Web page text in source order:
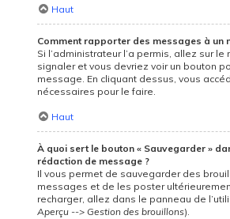
Haut
Comment rapporter des messages à un
Si l’administrateur l’a permis, allez sur le
signaler et vous devriez voir un bouton
message. En cliquant dessus, vous
nécessaires pour le faire.
Haut
À quoi sert le bouton « Sauvegarder »
rédaction de message ?
Il vous permet de sauvegarder des
messages et de les poster
recharger, allez dans le panneau de
Aperçu --> Gestion des brouillons).